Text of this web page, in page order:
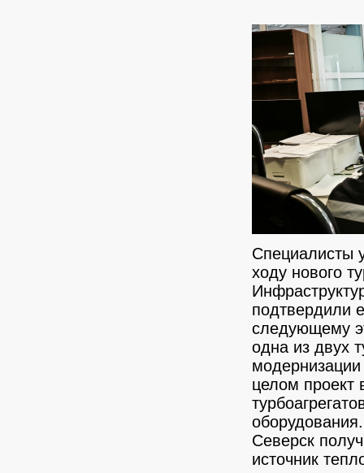
Специалисты
ходу нового
подтвердили
следующему
одна из двух
модернизации
целом проект
Северск
источник